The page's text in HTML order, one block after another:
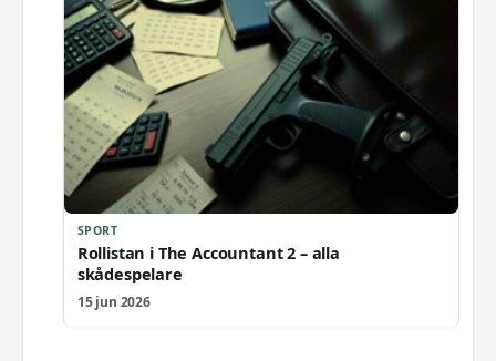
SPORT
Rollistan i The Accountant 2 – alla
skådespelare
15 jun 2026